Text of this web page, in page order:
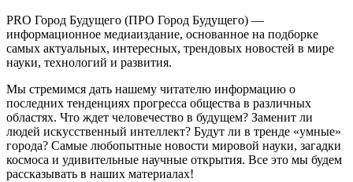
PRO Город Будущего (ПРО Город Будущего) —
информационное медиаиздание, основанное на подборке
самых актуальных, интересных, трендовых новостей в мире
науки, технологий и развития.
Мы стремимся дать нашему читателю информацию о
последних тенденциях прогресса общества в различных
областях. Что ждет человечество в будущем? Заменит ли
людей искусственный интеллект? Будут ли в тренде «умные»
города? Самые любопытные новости мировой науки, загадки
космоса и удивительные научные открытия. Все это мы будем
рассказывать в наших материалах!